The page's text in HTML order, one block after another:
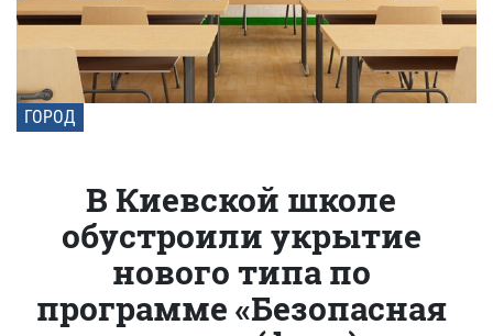
ГОРОД
В Киевской школе
обустроили укрытие
нового типа по
программе «Безопасная